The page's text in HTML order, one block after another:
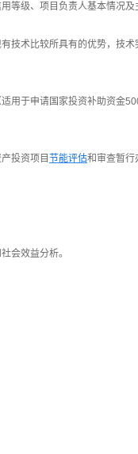
等级、项目负责人基本情况及
技术比较所具有的优势，技
用于申请国家投资补助资金
投资项目 节能评估和审查暂行
会效益分析。